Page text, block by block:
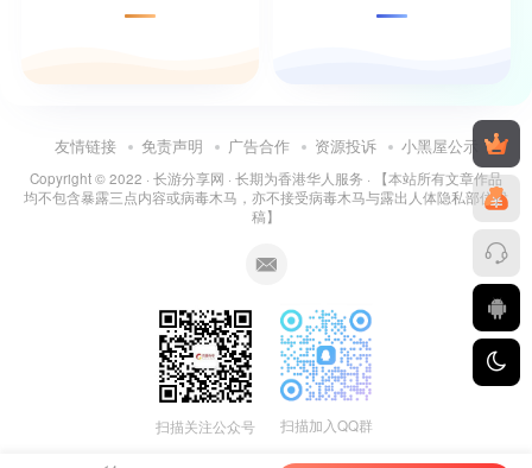
友情链接 免责声明 广告合作 资源投诉 小黑屋公示
Copyright © 2022 · 长游分享网 · 长期为香港华人服务 · 【本站所有文章作品
均不包含暴露三点内容或病毒木马，亦不接受病毒木马与露出人体隐私部位投
稿】
扫描关注公众号 扫描加入QQ群